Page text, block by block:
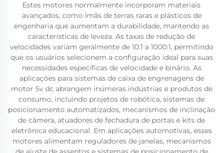
Estes motores normalmente incorporam materiais
avançados, como ímãs de terras raras e plásticos de
engenharia que aumentam a durabilidade, mantendo as
características de leveza. As taxas de redução de
velocidades variam geralmente de 10:1 a 1000:1, permitindo
que os usuários selecionem a configuração ideal para suas
necessidades específicas de velocidade e binário. As
aplicações para sistemas de caixa de engrenagens de
motor 5v dc abrangem inúmeras indústrias e produtos de
consumo, incluindo projetos de robótica, sistemas de
posicionamento automatizados, mecanismos de inclinação
de câmera, atuadores de fechadura de portas e kits de
eletrônica educacional. Em aplicações automotivas, esses
motores alimentam reguladores de janelas, mecanismos